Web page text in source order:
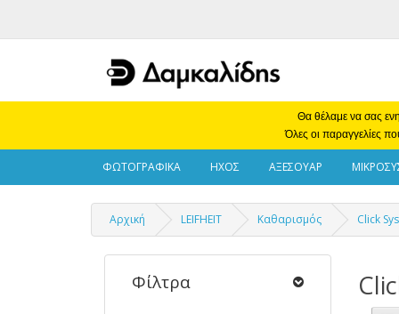
Θα θέλαμε να σας
Όλες οι παραγγελίες
ΦΩΤΟΓΡΑΦΙΚΑ ΗΧΟΣ ΑΞΕΣΟΥΑΡ
Αρχική LEIFHEIT Καθαρισμός Click
Φίλτρα